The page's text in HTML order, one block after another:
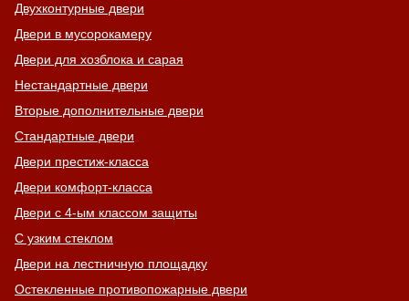
Двухконтурные двери
Двери в мусорокамеру
Двери для хозблока и сарая
Нестандартные двери
Вторые дополнительные двери
Стандартные двери
Двери престиж-класса
Двери комфорт-класса
Двери с 4-ым классом защиты
С узким стеклом
Двери на лестничную площадку
Остекленные противопожарные двери